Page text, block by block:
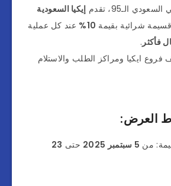
الـ95، تقدم
إيكيا السعودية
شرائية بقيمة 10%
عند كل عملية
.
ايكيا ومراكز الطلب والاستلام
العرض:
من 5 سبتمبر 2025 حتى 23